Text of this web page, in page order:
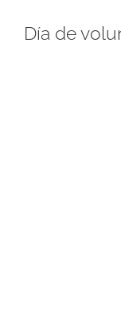
Día de